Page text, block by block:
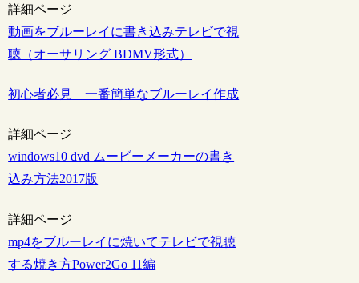
詳細ページ
動画をブルーレイに書き込みテレビで視
聴（オーサリング BDMV形式）
初心者必見 一番簡単なブルーレイ作成
詳細ページ
windows10 dvd ムービーメーカーの書き
込み方法2017版
詳細ページ
mp4をブルーレイに焼いてテレビで視聴
する焼き方Power2Go 11編